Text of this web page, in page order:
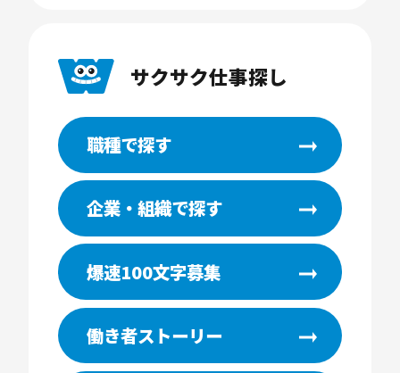
サクサク仕事探し
職種で探す
企業・組織で探す
爆速100文字募集
働き者ストーリー